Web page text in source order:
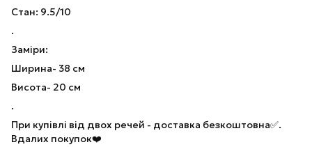
Стан: 9.5/10
.
Заміри:
Ширина- 38 см
Висота- 20 см
.
При купівлі від двох речей - доставка безкоштовна✅.
Вдалих покупок❤️